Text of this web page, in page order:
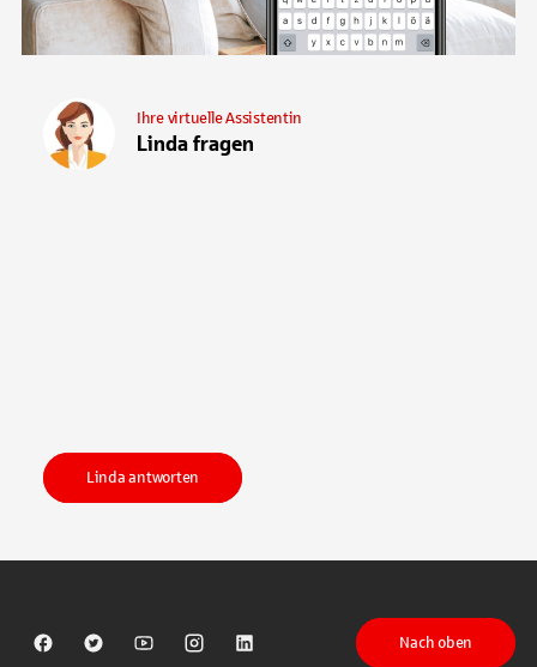
Linda fragen
Ihre virtuelle Assistentin
Linda antworten
Sparkasse auf Facebook
Sparkasse auf Twitter
Sparkasse auf Youtube
Sparkasse auf Instagram
Sparkasse auf LinkedIn
Nach oben